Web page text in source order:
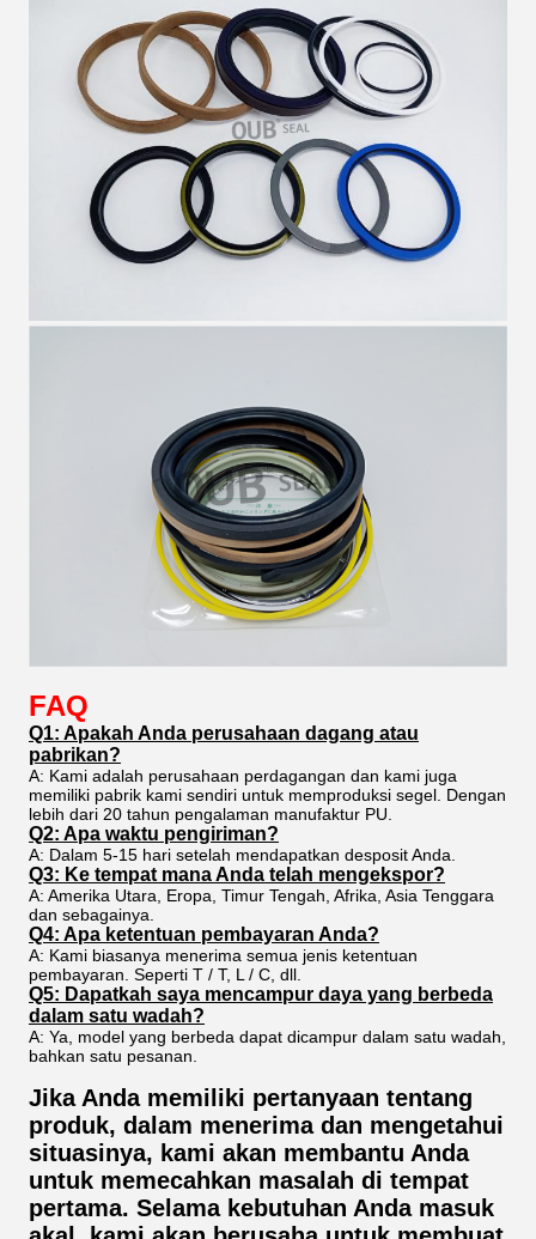
FAQ
Q1: Apakah Anda perusahaan dagang atau
pabrikan?
A: Kami adalah perusahaan perdagangan dan kami juga
memiliki pabrik kami sendiri untuk memproduksi segel. Dengan
lebih dari 20 tahun pengalaman manufaktur PU.
Q2: Apa waktu pengiriman?
A: Dalam 5-15 hari setelah mendapatkan desposit Anda.
Q3: Ke tempat mana Anda telah mengekspor?
A: Amerika Utara, Eropa, Timur Tengah, Afrika, Asia Tenggara
dan sebagainya.
Q4: Apa ketentuan pembayaran Anda?
A: Kami biasanya menerima semua jenis ketentuan
pembayaran. Seperti T / T, L / C, dll.
Q5: Dapatkah saya mencampur daya yang berbeda
dalam satu wadah?
A: Ya, model yang berbeda dapat dicampur dalam satu wadah,
bahkan satu pesanan.
Jika Anda memiliki pertanyaan tentang
produk, dalam menerima dan mengetahui
situasinya, kami akan membantu Anda
untuk memecahkan masalah di tempat
pertama. Selama kebutuhan Anda masuk